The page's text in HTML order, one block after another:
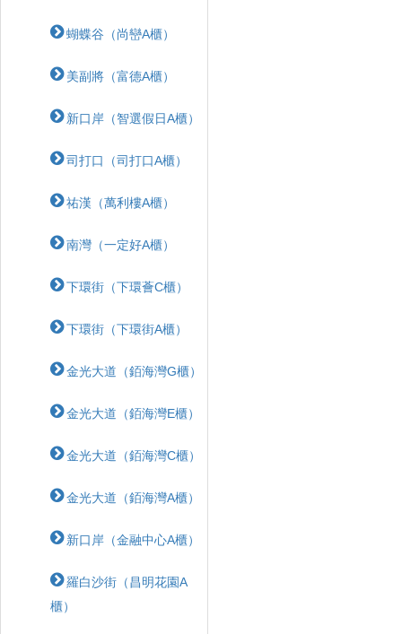
蝴蝶⾕（尚巒A櫃）
美副將（富德A櫃）
新口岸（智選假日A櫃）
司打口（司打口A櫃）
祐漢（萬利樓A櫃）
南灣（一定好A櫃）
下環街（下環薈C櫃）
下環街（下環街A櫃）
金光大道（銆海灣G櫃）
金光大道（銆海灣E櫃）
金光大道（銆海灣C櫃）
金光大道（銆海灣A櫃）
新口岸（金融中心A櫃）
羅白沙街（昌明花園A
櫃）